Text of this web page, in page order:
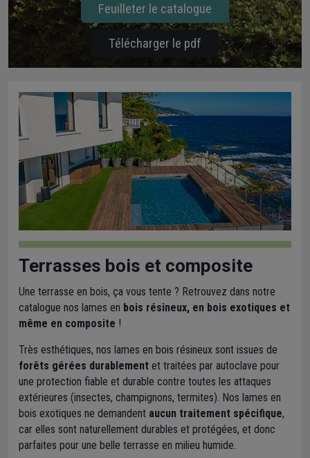
Feuilleter le catalogue
Télécharger le pdf
Terrasses bois et composite
Une terrasse en bois, ça vous tente ? Retrouvez dans notre
catalogue nos lames en bois résineux, en bois exotiques et
même en composite !
Très esthétiques, nos lames en bois résineux sont issues de
forêts gérées durablement et traitées par autoclave pour
une protection fiable et durable contre toutes les attaques
extérieures (insectes, champignons, termites). Nos lames en
bois exotiques ne demandent aucun traitement spécifique,
car elles sont naturellement durables et protégées, et donc
parfaites pour une belle terrasse en milieu humide.